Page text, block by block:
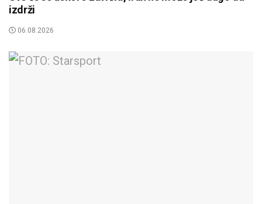
izdrži
06.08.2026